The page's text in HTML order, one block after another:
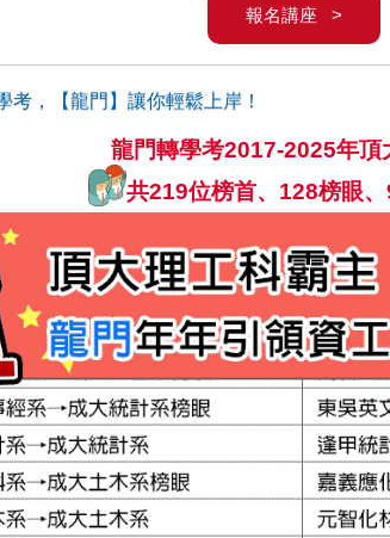
報名講座 >
考，【龍門】讓你輕鬆上岸！
龍門轉學考2017-2025年頂
共219位榜首、128榜眼